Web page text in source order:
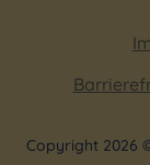
Copyright 2026